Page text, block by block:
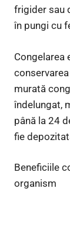
frigider sau
în pungi cu
Congelarea
murată
îndelungat,
până la 24
fie
Beneficiile
organism